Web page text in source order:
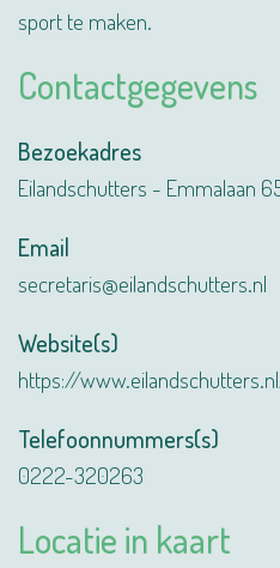
sport te maken.
Contactgegevens
Bezoekadres
Eilandschutters - Emmalaan
Email
secretaris@eilandschutters.nl
Website(s)
https://
Telefoonnummers(s)
0222-320263
Locatie in kaart